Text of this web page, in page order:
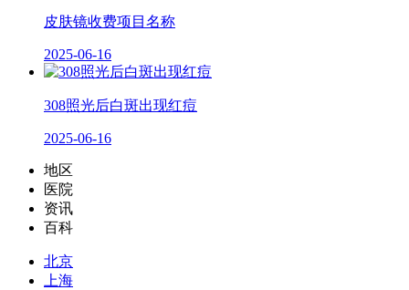
皮肤镜收费项目名称
2025-06-16
308照光后白斑出现红痘
2025-06-16
地区
医院
资讯
百科
北京
上海